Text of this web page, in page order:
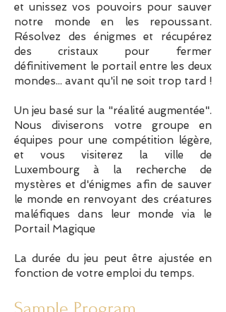
et unissez vos pouvoirs pour sauver
notre monde en les repoussant.
Résolvez des énigmes et récupérez
des cristaux pour fermer
définitivement le portail entre les deux
mondes... avant qu'il ne soit trop tard !
Un jeu basé sur la "réalité augmentée".
Nous diviserons votre groupe en
équipes pour une compétition légère,
et vous visiterez la ville de
Luxembourg à la recherche de
mystères et d'énigmes afin de sauver
le monde en renvoyant des créatures
maléfiques dans leur monde via le
Portail Magique
La durée du jeu peut être ajustée en
fonction de votre emploi du temps.